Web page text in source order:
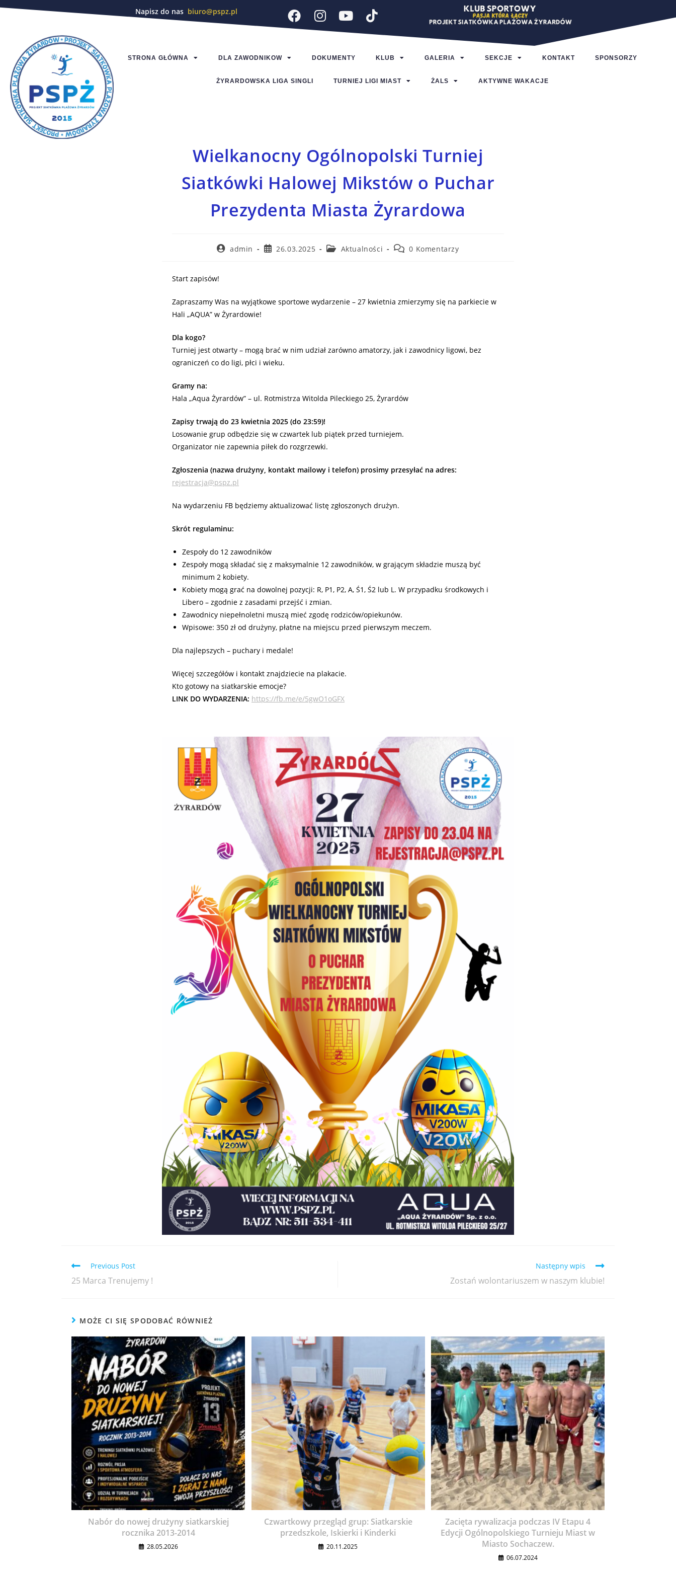
Napisz do nas biuro@pspz.pl
STRONA GŁÓWNA DLA ZAWODNIKOW DOKUMENTY KLUB GALERIA SEKCJE KONTAKT SPONSORZY
ŻYRARDOWSKA LIGA SINGLI TURNIEJ LIGI MIAST ŻALS AKTYWNE WAKACJE
Wielkanocny Ogólnopolski Turniej
Siatkówki Halowej Mikstów o Puchar
Prezydenta Miasta Żyrardowa
admin 26.03.2025 Aktualności 0 Komentarzy
Start zapisów!
Zapraszamy Was na wyjątkowe sportowe wydarzenie – 27 kwietnia zmierzymy się na parkiecie w
Hali „AQUA” w Żyrardowie!
Dla kogo?
Turniej jest otwarty – mogą brać w nim udział zarówno amatorzy, jak i zawodnicy ligowi, bez
ograniczeń co do ligi, płci i wieku.
Gramy na:
Hala „Aqua Żyrardów” – ul. Rotmistrza Witolda Pileckiego 25, Żyrardów
Zapisy trwają do 23 kwietnia 2025 (do 23:59)!
Losowanie grup odbędzie się w czwartek lub piątek przed turniejem.
Organizator nie zapewnia piłek do rozgrzewki.
Zgłoszenia (nazwa drużyny, kontakt mailowy i telefon) prosimy przesyłać na adres:
rejestracja@pspz.pl
Na wydarzeniu FB będziemy aktualizować listę zgłoszonych drużyn.
Skrót regulaminu:
Zespoły do 12 zawodników
Zespoły mogą składać się z maksymalnie 12 zawodników, w grającym składzie muszą być
minimum 2 kobiety.
Kobiety mogą grać na dowolnej pozycji: R, P1, P2, A, Ś1, Ś2 lub L. W przypadku środkowych i
Libero – zgodnie z zasadami przejść i zmian.
Zawodnicy niepełnoletni muszą mieć zgodę rodziców/opiekunów.
Wpisowe: 350 zł od drużyny, płatne na miejscu przed pierwszym meczem.
Dla najlepszych – puchary i medale!
Więcej szczegółów i kontakt znajdziecie na plakacie.
Kto gotowy na siatkarskie emocje?
LINK DO WYDARZENIA: https://fb.me/e/5gwO1oGFX
Previous Post
25 Marca Trenujemy !
Następny wpis
Zostań wolontariuszem w naszym klubie!
MOŻE CI SIĘ SPODOBAĆ RÓWNIEŻ
Nabór do nowej drużyny siatkarskiej
rocznika 2013-2014
28.05.2026
Czwartkowy przegląd grup: Siatkarskie
przedszkole, Iskierki i Kinderki
20.11.2025
Zacięta rywalizacja podczas IV Etapu 4
Edycji Ogólnopolskiego Turnieju Miast w
Miasto Sochaczew.
06.07.2024